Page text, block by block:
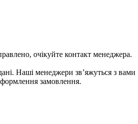
очікуйте контакт менеджера.
Наші менеджери зв’яжуться з вами
замовлення.